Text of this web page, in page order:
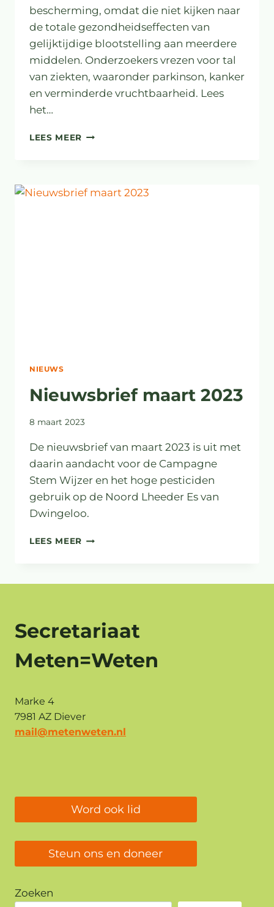
bescherming, omdat die niet kijken naar
de totale gezondheidseffecten van
gelijktijdige blootstelling aan meerdere
middelen. Onderzoekers vrezen voor tal
van ziekten, waaronder parkinson, kanker
en verminderde vruchtbaarheid. Lees
het…
LEES MEER GEZONDHEID
DOOR
GROTE
NIEUWS
Nieuwsbrief maart 2023
8 maart 2023
De nieuwsbrief van maart 2023 is uit met
daarin aandacht voor de Campagne
Stem Wijzer en het hoge pesticiden
gebruik op de Noord Lheeder Es van
Dwingeloo.
LEES MEER NIEUWSBRIEF
Secretariaat
Meten=Weten
Marke 4
7981 AZ Diever
mail@metenweten.nl
Word ook lid
Steun ons en doneer
Zoeken